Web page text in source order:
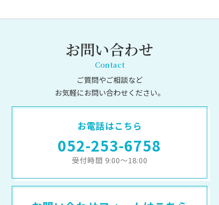
お問い合わせ
Contact
ご質問やご相談など
お気軽にお問い合わせください。
お電話はこちら
052-253-6758
受付時間 9:00～18:00